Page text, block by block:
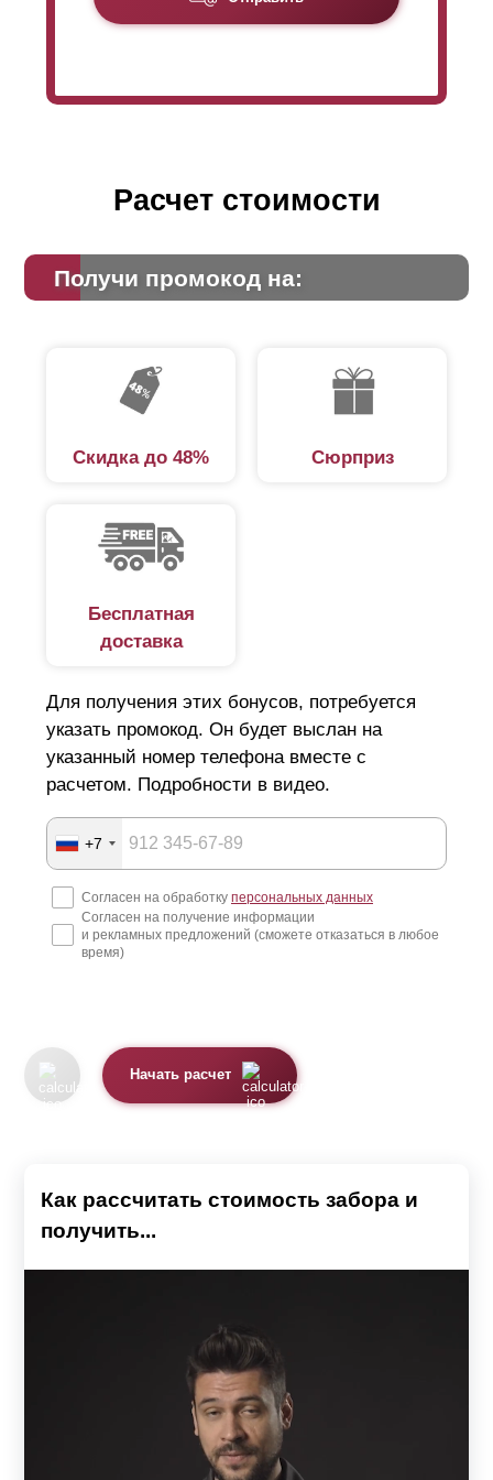
Расчет стоимости
Получи промокод на:
Скидка до 48% Сюрприз
Бесплатная
доставка
Для получения этих бонусов, потребуется
указать промокод. Он будет выслан на
указанный номер телефона вместе с
расчетом. Подробности в видео.
+7
Согласен на обработку персональных данных
Согласен на получение информации
и рекламных предложений (сможете отказаться в любое
время)
Начать расчет
Как рассчитать стоимость забора и
получить...